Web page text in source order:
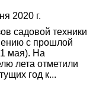
2020 г.
садовой техники
с прошлой
мая). На
лета отметили
год к...